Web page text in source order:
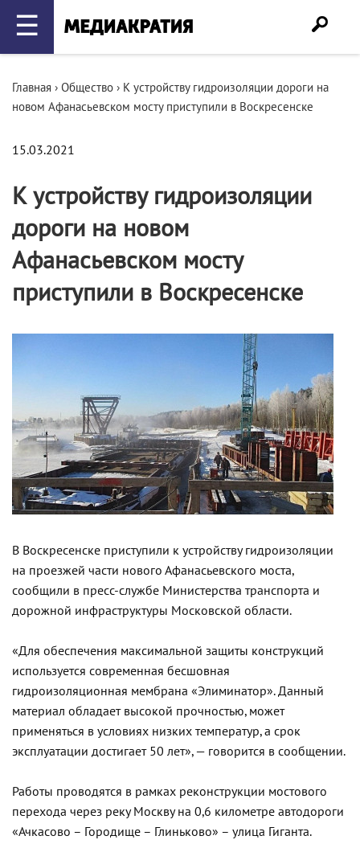
☰
Главная › Общество › К устройству гидроизоляции дороги на
новом Афанасьевском мосту приступили в Воскресенске
15.03.2021
К устройству гидроизоляции
дороги на новом
Афанасьевском мосту
приступили в Воскресенске
В Воскресенске приступили к устройству гидроизоляции
на проезжей части нового Афанасьевского моста,
сообщили в пресс-службе Министерства транспорта и
дорожной инфраструктуры Московской области.
«Для обеспечения максимальной защиты конструкций
используется современная бесшовная
гидроизоляционная мембрана «Элиминатор». Данный
материал обладает высокой прочностью, может
применяться в условиях низких температур, а срок
эксплуатации достигает 50 лет», — говорится в сообщении.
Работы проводятся в рамках реконструкции мостового
перехода через реку Москву на 0,6 километре автодороги
«Ачкасово – Городище – Глиньково» – улица Гиганта.